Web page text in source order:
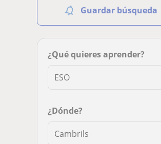
Guardar búsqueda
¿Qué quieres aprender?
¿Dónde?